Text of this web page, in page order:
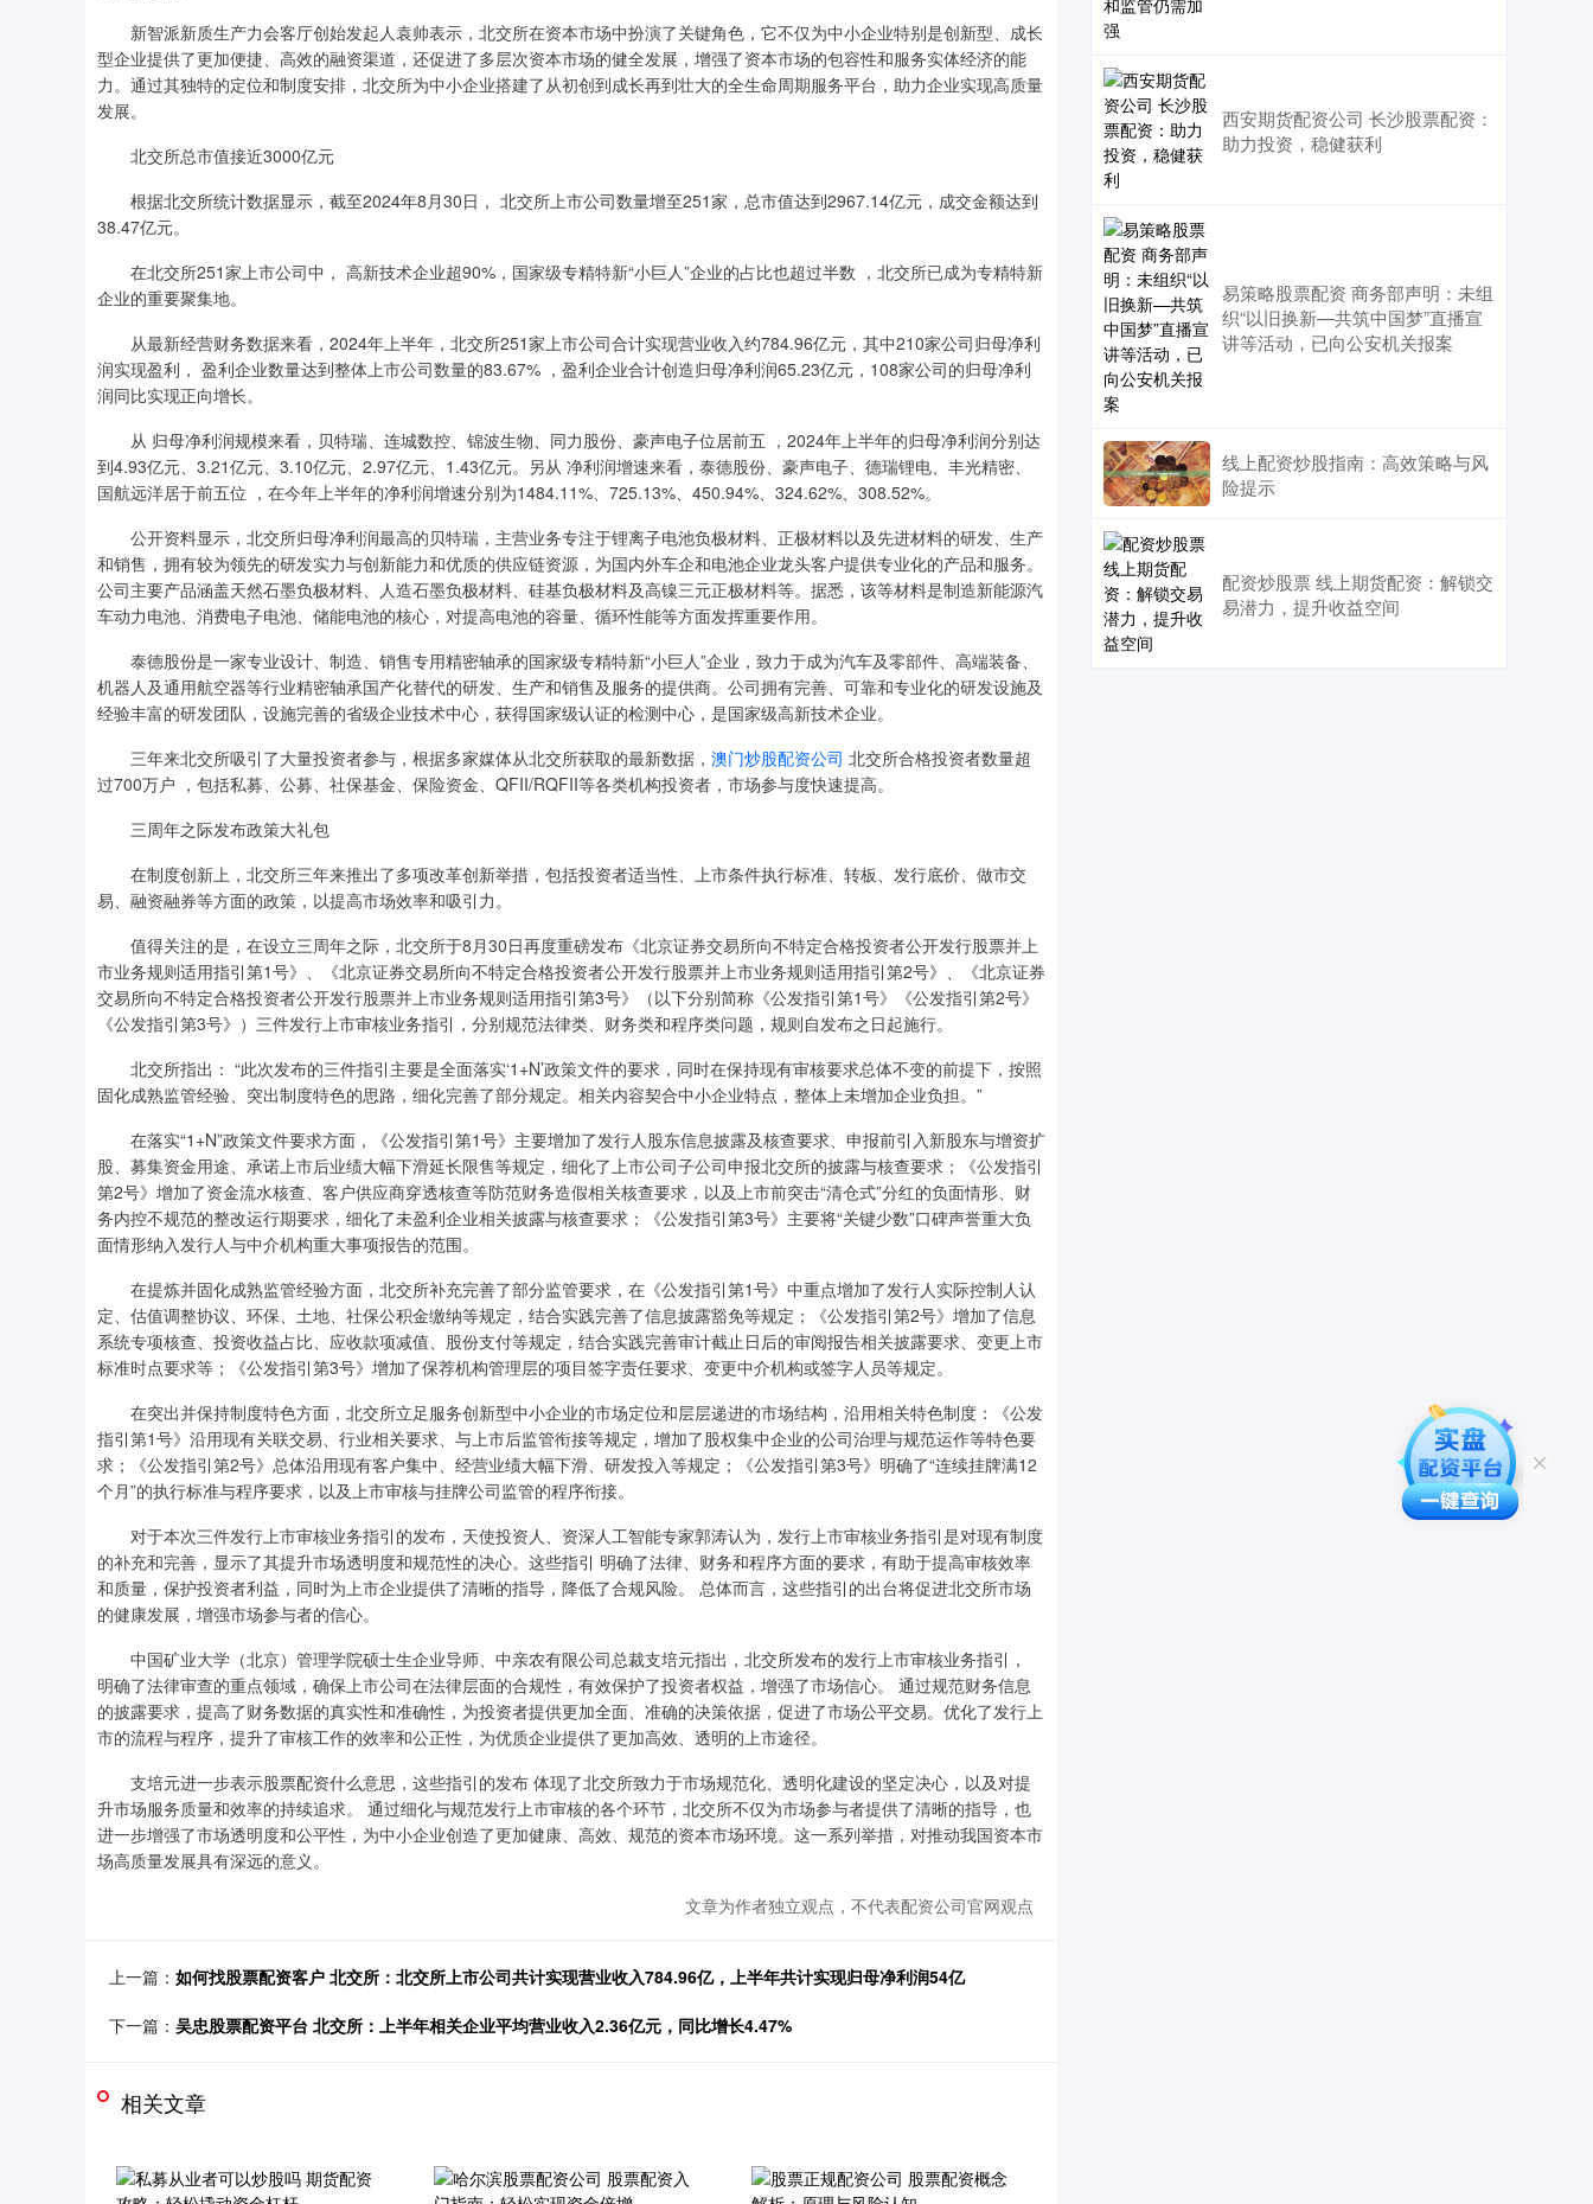
新智派新质生产力会客厅创始发起人袁帅表示，北交所在资本市场中扮演了关键角色，它不仅为中小企业特别是创新型、成长
型企业提供了更加便捷、高效的融资渠道，还促进了多层次资本市场的健全发展，增强了资本市场的包容性和服务实体经济的能
力。通过其独特的定位和制度安排，北交所为中小企业搭建了从初创到成长再到壮大的全生命周期服务平台，助力企业实现高质量
发展。
北交所总市值接近3000亿元
根据北交所统计数据显示，截至2024年8月30日， 北交所上市公司数量增至251家，总市值达到2967.14亿元，成交金额达到
38.47亿元。
在北交所251家上市公司中， 高新技术企业超90%，国家级专精特新“小巨人”企业的占比也超过半数 ，北交所已成为专精特新
企业的重要聚集地。
从最新经营财务数据来看，2024年上半年，北交所251家上市公司合计实现营业收入约784.96亿元，其中210家公司归母净利
润实现盈利， 盈利企业数量达到整体上市公司数量的83.67% ，盈利企业合计创造归母净利润65.23亿元，108家公司的归母净利
润同比实现正向增长。
从 归母净利润规模来看，贝特瑞、连城数控、锦波生物、同力股份、豪声电子位居前五 ，2024年上半年的归母净利润分别达
到4.93亿元、3.21亿元、3.10亿元、2.97亿元、1.43亿元。另从 净利润增速来看，泰德股份、豪声电子、德瑞锂电、丰光精密、
国航远洋居于前五位 ，在今年上半年的净利润增速分别为1484.11%、725.13%、450.94%、324.62%、308.52%。
公开资料显示，北交所归母净利润最高的贝特瑞，主营业务专注于锂离子电池负极材料、正极材料以及先进材料的研发、生产
和销售，拥有较为领先的研发实力与创新能力和优质的供应链资源，为国内外车企和电池企业龙头客户提供专业化的产品和服务。
公司主要产品涵盖天然石墨负极材料、人造石墨负极材料、硅基负极材料及高镍三元正极材料等。据悉，该等材料是制造新能源汽
车动力电池、消费电子电池、储能电池的核心，对提高电池的容量、循环性能等方面发挥重要作用。
泰德股份是一家专业设计、制造、销售专用精密轴承的国家级专精特新“小巨人”企业，致力于成为汽车及零部件、高端装备、
机器人及通用航空器等行业精密轴承国产化替代的研发、生产和销售及服务的提供商。公司拥有完善、可靠和专业化的研发设施及
经验丰富的研发团队，设施完善的省级企业技术中心，获得国家级认证的检测中心，是国家级高新技术企业。
三年来北交所吸引了大量投资者参与，根据多家媒体从北交所获取的最新数据， 澳门炒股配资公司 北交所合格投资者数量超
过700万户 ，包括私募、公募、社保基金、保险资金、QFII/RQFII等各类机构投资者，市场参与度快速提高。
三周年之际发布政策大礼包
在制度创新上，北交所三年来推出了多项改革创新举措，包括投资者适当性、上市条件执行标准、转板、发行底价、做市交
易、融资融券等方面的政策，以提高市场效率和吸引力。
值得关注的是，在设立三周年之际，北交所于8月30日再度重磅发布《北京证券交易所向不特定合格投资者公开发行股票并上
市业务规则适用指引第1号》、《北京证券交易所向不特定合格投资者公开发行股票并上市业务规则适用指引第2号》、《北京证券
交易所向不特定合格投资者公开发行股票并上市业务规则适用指引第3号》（以下分别简称《公发指引第1号》《公发指引第2号》
《公发指引第3号》）三件发行上市审核业务指引，分别规范法律类、财务类和程序类问题，规则自发布之日起施行。
北交所指出： “此次发布的三件指引主要是全面落实‘1+N’政策文件的要求，同时在保持现有审核要求总体不变的前提下，按照
固化成熟监管经验、突出制度特色的思路，细化完善了部分规定。相关内容契合中小企业特点，整体上未增加企业负担。”
在落实“1+N”政策文件要求方面，《公发指引第1号》主要增加了发行人股东信息披露及核查要求、申报前引入新股东与增资扩
股、募集资金用途、承诺上市后业绩大幅下滑延长限售等规定，细化了上市公司子公司申报北交所的披露与核查要求；《公发指引
第2号》增加了资金流水核查、客户供应商穿透核查等防范财务造假相关核查要求，以及上市前突击“清仓式”分红的负面情形、财
务内控不规范的整改运行期要求，细化了未盈利企业相关披露与核查要求；《公发指引第3号》主要将“关键少数”口碑声誉重大负
面情形纳入发行人与中介机构重大事项报告的范围。
在提炼并固化成熟监管经验方面，北交所补充完善了部分监管要求，在《公发指引第1号》中重点增加了发行人实际控制人认
定、估值调整协议、环保、土地、社保公积金缴纳等规定，结合实践完善了信息披露豁免等规定；《公发指引第2号》增加了信息
系统专项核查、投资收益占比、应收款项减值、股份支付等规定，结合实践完善审计截止日后的审阅报告相关披露要求、变更上市
标准时点要求等；《公发指引第3号》增加了保荐机构管理层的项目签字责任要求、变更中介机构或签字人员等规定。
在突出并保持制度特色方面，北交所立足服务创新型中小企业的市场定位和层层递进的市场结构，沿用相关特色制度：《公发
指引第1号》沿用现有关联交易、行业相关要求、与上市后监管衔接等规定，增加了股权集中企业的公司治理与规范运作等特色要
求；《公发指引第2号》总体沿用现有客户集中、经营业绩大幅下滑、研发投入等规定；《公发指引第3号》明确了“连续挂牌满12
个月”的执行标准与程序要求，以及上市审核与挂牌公司监管的程序衔接。
对于本次三件发行上市审核业务指引的发布，天使投资人、资深人工智能专家郭涛认为，发行上市审核业务指引是对现有制度
的补充和完善，显示了其提升市场透明度和规范性的决心。这些指引 明确了法律、财务和程序方面的要求，有助于提高审核效率
和质量，保护投资者利益，同时为上市企业提供了清晰的指导，降低了合规风险。 总体而言，这些指引的出台将促进北交所市场
的健康发展，增强市场参与者的信心。
中国矿业大学（北京）管理学院硕士生企业导师、中亲农有限公司总裁支培元指出，北交所发布的发行上市审核业务指引，
明确了法律审查的重点领域，确保上市公司在法律层面的合规性，有效保护了投资者权益，增强了市场信心。 通过规范财务信息
的披露要求，提高了财务数据的真实性和准确性，为投资者提供更加全面、准确的决策依据，促进了市场公平交易。优化了发行上
市的流程与程序，提升了审核工作的效率和公正性，为优质企业提供了更加高效、透明的上市途径。
支培元进一步表示股票配资什么意思，这些指引的发布 体现了北交所致力于市场规范化、透明化建设的坚定决心，以及对提
升市场服务质量和效率的持续追求。 通过细化与规范发行上市审核的各个环节，北交所不仅为市场参与者提供了清晰的指导，也
进一步增强了市场透明度和公平性，为中小企业创造了更加健康、高效、规范的资本市场环境。这一系列举措，对推动我国资本市
场高质量发展具有深远的意义。
文章为作者独立观点，不代表配资公司官网观点
上一篇： 如何找股票配资客户 北交所：北交所上市公司共计实现营业收入784.96亿，上半年共计实现归母净利润54亿
下一篇： 吴忠股票配资平台 北交所：上半年相关企业平均营业收入2.36亿元，同比增长4.47%
相关文章
西安期货配资公司 长沙股票配资：
助力投资，稳健获利
易策略股票配资 商务部声明：未组
织“以旧换新—共筑中国梦”直播宣
讲等活动，已向公安机关报案
线上配资炒股指南：高效策略与风
险提示
配资炒股票 线上期货配资：解锁交
易潜力，提升收益空间